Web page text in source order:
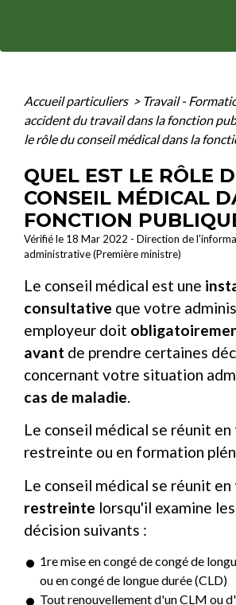
Accueil particuliers > Travail -
accident du travail dans la fonction
le rôle du conseil médical dans la
QUEL EST LE RÔLE
CONSEIL MÉDICAL
FONCTION
Vérifié le 18 Mar 2022 - Direction de
administrative (Première ministre)
Le conseil médical est une
consultative que votre
employeur doit
avant de prendre certaines
concernant votre situation
cas de maladie.
Le conseil médical se réunit
restreinte ou en formation
Le conseil médical se réunit en
restreinte lorsqu'il examine
décision suivants :
1remise en congé de congé de
ou en congé de longue durée (CLD)
Tout renouvellement d'un CLM ou